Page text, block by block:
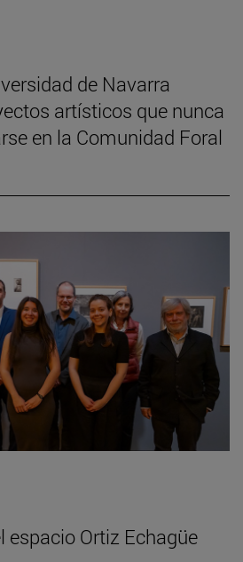
de Navarra
artísticos que nunca
en la Comunidad Foral
espacio Ortiz Echagüe